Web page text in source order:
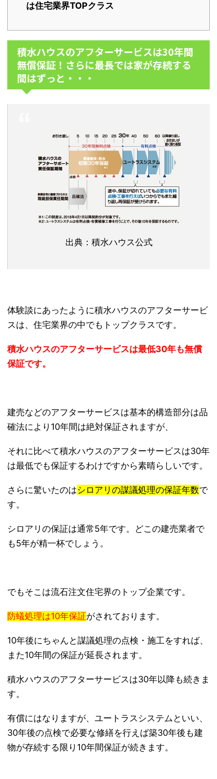
は住宅業界TOPクラス
積水ハウスのアフターサービスは30年間
無償保証！さらに最長では家が存続する
間はずっと・・・
出典：積水ハウス公式
体験談にあったように積水ハウスのアフターサービ
スは、住宅業界の中でもトップクラスです。
積水ハウスのアフターサービスは最低30年も無償
保証です。
建売などのアフターサービスは基本的構造部分は品
確法により10年間は絶対保証されますが、
それに比べて積水ハウスのアフターサービスは30年
は最低でも保証するわけですから素晴らしいです。
さらに驚いたのはシロアリの謀議処理の保証年数で
す。
シロアリの保証は通常5年です。どこの建売業者で
も5年が精一杯でしょう。
でもそこは流石注文住宅界のトップ企業です。
防蟻処理は10年保証がされております。
10年後にちゃんと謀議処理の点検・施工をすれば、
また10年間の保証が延長されます。
積水ハウスのアフターサービスは30年以降も続きま
す。
有償にはなりますが、ユートラスシステムといい、
30年後の点検で必要な修繕を行えば築30年後も建
物が存続する限り10年間保証が続きます。